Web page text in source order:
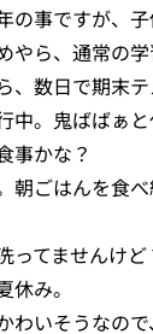
の事ですが、子
やら、通常の
、数日で期末テ
中。鬼ばばぁと
事かな？
朝ごはんを食
ってませんけ
休み。
わいそうなので